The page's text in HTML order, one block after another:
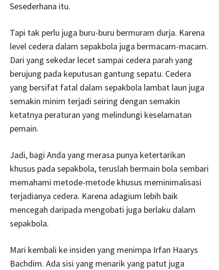
Sesederhana itu.
Tapi tak perlu juga buru-buru bermuram durja. Karena
level cedera dalam sepakbola juga bermacam-macam.
Dari yang sekedar lecet sampai cedera parah yang
berujung pada keputusan gantung sepatu. Cedera
yang bersifat fatal dalam sepakbola lambat laun juga
semakin minim terjadi seiring dengan semakin
ketatnya peraturan yang melindungi keselamatan
pemain.
Jadi, bagi Anda yang merasa punya ketertarikan
khusus pada sepakbola, teruslah bermain bola sembari
memahami metode-metode khusus meminimalisasi
terjadianya cedera. Karena adagium lebih baik
mencegah daripada mengobati juga berlaku dalam
sepakbola.
Mari kembali ke insiden yang menimpa Irfan Haarys
Bachdim. Ada sisi yang menarik yang patut juga